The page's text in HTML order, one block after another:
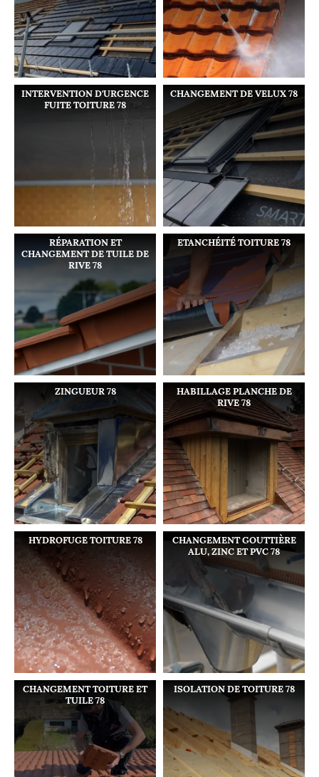
INTERVENTION D'URGENCE
FUITE TOITURE 78
CHANGEMENT DE VELUX 78
RÉPARATION ET
CHANGEMENT DE TUILE DE
RIVE 78
ETANCHÉITÉ TOITURE 78
ZINGUEUR 78
HABILLAGE PLANCHE DE
RIVE 78
HYDROFUGE TOITURE 78
CHANGEMENT GOUTTIÈRE
ALU, ZINC ET PVC 78
CHANGEMENT TOITURE ET
TUILE 78
ISOLATION DE TOITURE 78